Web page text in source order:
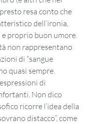
resa conto che
dell’ironia,
proprio buon umore.
non rappresentano
di “sangue
quasi sempre.
di
Non dico
ricorre l’idea della
distacco”, come